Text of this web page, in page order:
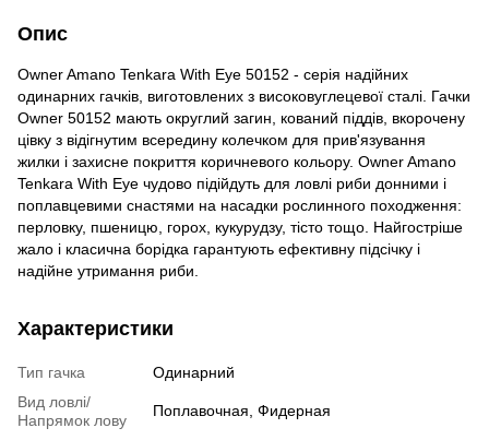
Опис
Owner Amano Tenkara With Eye 50152 - серія надійних
одинарних гачків, виготовлених з високовуглецевої сталі. Гачки
Owner 50152 мають округлий загин, кований піддів, вкорочену
цівку з відігнутим всередину колечком для прив'язування
жилки і захисне покриття коричневого кольору. Owner Amano
Tenkara With Eye чудово підійдуть для ловлі риби донними і
поплавцевими снастями на насадки рослинного походження:
перловку, пшеницю, горох, кукурудзу, тісто тощо. Найгостріше
жало і класична борідка гарантують ефективну підсічку і
надійне утримання риби.
Характеристики
Тип гачка
Одинарний
Вид ловлі/
Напрямок лову
Поплавочная, Фидерная